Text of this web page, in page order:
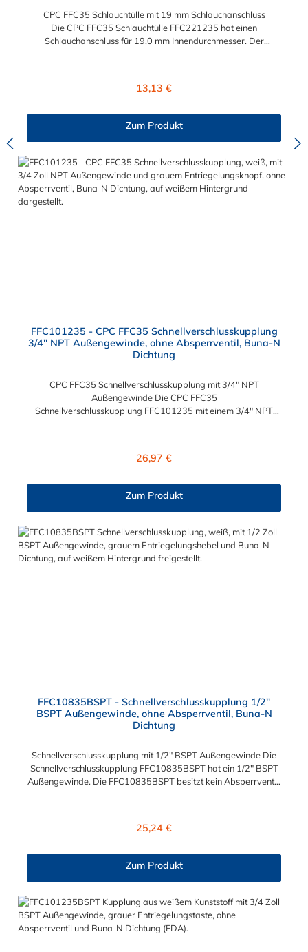
CPC FFC35 Schlauchtülle mit 19 mm Schlauchanschluss
Die CPC FFC35 Schlauchtülle FFC221235 hat einen
Schlauchanschluss für 19,0 mm Innendurchmesser. Der
Kupplung (mit O-Ring) hat ein Außenmaß von ≈ 18,3 mm. Max.
-40 °C bis 138 °C lebensmitteltauglich Sie können diese CPC
FFC35 Schlauchtülle mit allen Kupplungen der FFC35- Serie
kombinieren.
Regulärer Preis:
13,13 €
Zum Produkt
FFC101235 - CPC FFC35 Schnellverschlusskupplung
3/4" NPT Außengewinde, ohne Absperrventil, Buna-N
Dichtung
CPC FFC35 Schnellverschlusskupplung mit 3/4" NPT
Außengewinde Die CPC FFC35
Schnellverschlusskupplung FFC101235 mit einem 3/4" NPT
Verbindungsstück zum Stecker hat ein Innenmaß von ≈ 24,6
Betriebstemperatur: -40 °C bis 138 °C lebensmitteltauglich Sie
können diese CPC FFC35 Schnellverschlusskupplung mit allen
Steckern der FFC35- Serie kombinieren.
Regulärer Preis:
26,97 €
Zum Produkt
FFC10835BSPT - Schnellverschlusskupplung 1/2"
BSPT Außengewinde, ohne Absperrventil, Buna-N
Dichtung
Schnellverschlusskupplung mit 1/2" BSPT Außengewinde Die
Schnellverschlusskupplung FFC10835BSPT hat ein 1/2" BSPT
Außengewinde. Die FFC10835BSPT besitzt kein Absperrventil.
können diese Schnellverschlusskupplung mit allen Steckern der
Regulärer Preis:
25,24 €
Zum Produkt